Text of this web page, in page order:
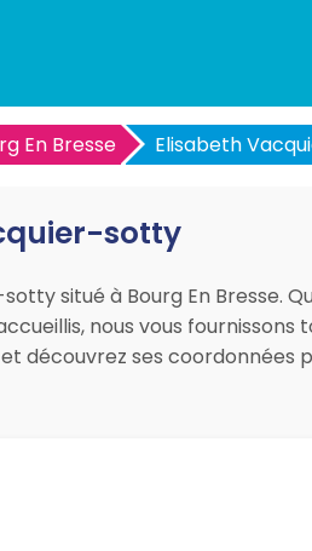
En Bresse Elisabeth
sotty
situé à Bourg En Bresse.
nous vous fournissons
découvrez ses coordonnées